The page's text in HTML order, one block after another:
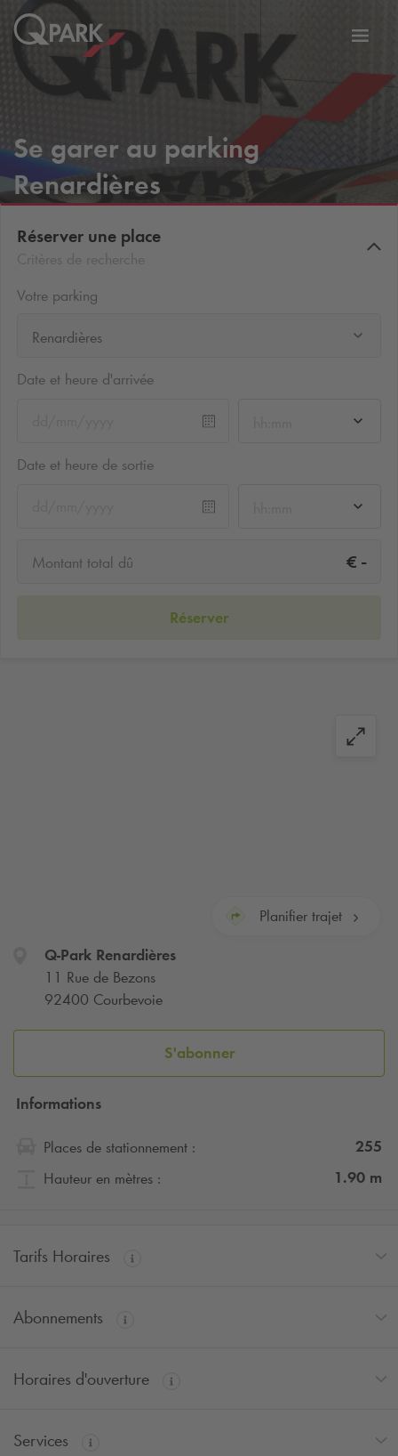
Se garer au parking
Renardières
Réserver une place
Votre parking
Renardières
Date et heure d'arrivée
Date et heure de sortie
Montant total dû € -
Réserver
Planifier trajet
Q-ParkRenardières
11 Rue de Bezons
92400 Courbevoie
S'abonner
Informations
Places de stationnement :
255
Hauteur en mètres :
1.90 m
Tarifs Horaires
Abonnements
Horaires d'ouverture
Services